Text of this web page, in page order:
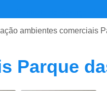
Contrato Manutenção
de Serviços
ambientes comerciais
Parque